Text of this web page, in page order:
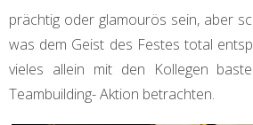
prächtig oder glamourös sein, aber
was dem Geist des Festes total
vieles allein mit den Kollegen
Teambuilding- Aktion betrachten.